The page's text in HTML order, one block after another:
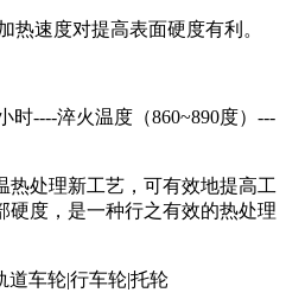
速度对提高表面硬度有利。
----淬火温度（860~890度）---
热处理新工艺，可有效地提高工
硬度，是一种行之有效的热处理